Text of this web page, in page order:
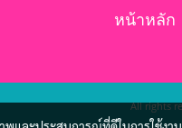
หน้าหลัก
All rights